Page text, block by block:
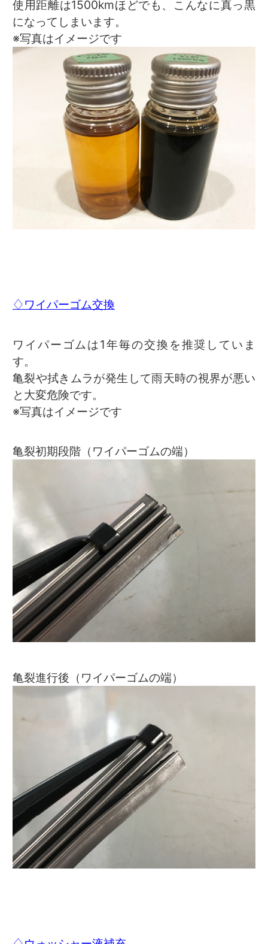
使用距離は1500kmほどでも、こんなに真っ黒
になってしまいます。
※写真はイメージです
♢ワイパーゴム交換
ワイパーゴムは1年毎の交換を推奨していま
す。
亀裂や拭きムラが発生して雨天時の視界が悪い
と大変危険です。
※写真はイメージです
亀裂初期段階（ワイパーゴムの端）
亀裂進行後（ワイパーゴムの端）